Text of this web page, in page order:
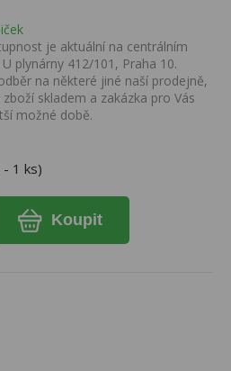
je aktuální na centrálním
plynárny 412/101, Praha 10.
na některé jiné naší prodejně,
skladem a zakázka pro Vás
možné době.
- 1 ks)
Koupit